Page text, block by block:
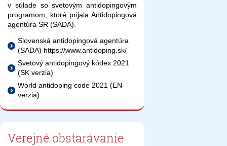
v súlade so svetovým antidopingovým
programom, ktoré prijala Antidopingová
agentúra SR (SADA).
Slovenská antidopingová agentúra
(SADA) https://www.antidoping.sk/
Svetový antidopingový kódex 2021
(SK verzia)
World antidoping code 2021 (EN
verzia)
Verejné obstarávanie